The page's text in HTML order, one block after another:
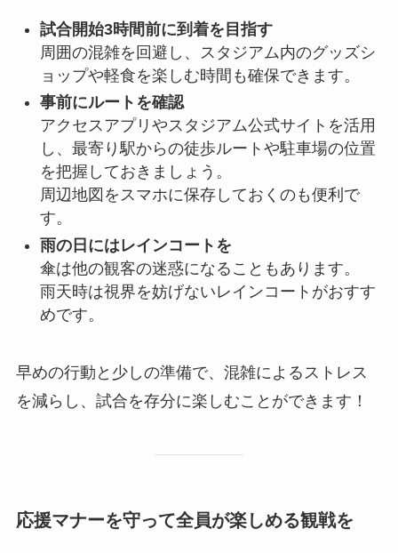
試合開始3時間前に到着を目指す
周囲の混雑を回避し、スタジアム内のグッズシ
ョップや軽食を楽しむ時間も確保できます。
事前にルートを確認
アクセスアプリやスタジアム公式サイトを活用
し、最寄り駅からの徒歩ルートや駐車場の位置
を把握しておきましょう。
周辺地図をスマホに保存しておくのも便利で
す。
雨の日にはレインコートを
傘は他の観客の迷惑になることもあります。
雨天時は視界を妨げないレインコートがおすす
めです。
早めの行動と少しの準備で、混雑によるストレス
を減らし、試合を存分に楽しむことができます！
応援マナーを守って全員が楽しめる観戦を